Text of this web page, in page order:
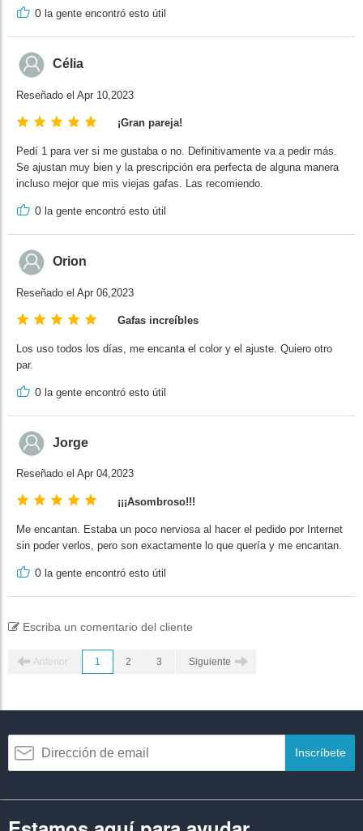
0 la gente encontró esto útil
Célia
Reseñado el Apr 10,2023
¡Gran pareja!
Pedí 1 para ver si me gustaba o no. Definitivamente va a pedir más.
Se ajustan muy bien y la prescripción era perfecta de alguna manera
incluso mejor que mis viejas gafas. Las recomiendo.
0 la gente encontró esto útil
Orion
Reseñado el Apr 06,2023
Gafas increíbles
Los uso todos los días, me encanta el color y el ajuste. Quiero otro
par.
0 la gente encontró esto útil
Jorge
Reseñado el Apr 04,2023
¡¡¡Asombroso!!!
Me encantan. Estaba un poco nerviosa al hacer el pedido por Internet
sin poder verlos, pero son exactamente lo que quería y me encantan.
0 la gente encontró esto útil
Escriba un comentario del cliente
Anterior 1 2 3 Siguiente
Inscríbete